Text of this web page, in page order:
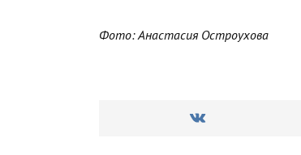
Фото: Анастасия Остроухова